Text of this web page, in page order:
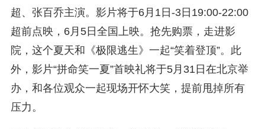
超、张百乔主演。影片将于6月1日-3日19:00-22:00
超前点映，6月5日全国上映。抢先购票，走进影
院，这个夏天和《极限逃生》一起“笑着登顶”。此
外，影片“拼命笑一夏”首映礼将于5月31日在北京举
办，和各位观众一起现场开怀大笑，提前甩掉所有
压力。